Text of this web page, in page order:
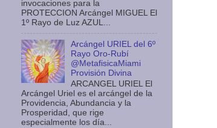
invocaciones para la
PROTECCION Arcángel MIGUEL El
1º Rayo de Luz AZUL...
Arcángel URIEL del 6º
Rayo Oro-Rubí
@MetafisicaMiami
Provisión Divina
ARCANGEL URIEL El
Arcángel Uriel es el arcángel de la
Providencia, Abundancia y la
Prosperidad, que rige
especialmente los día...